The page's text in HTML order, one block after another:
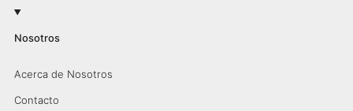
Nosotros
Acerca de Nosotros
Contacto